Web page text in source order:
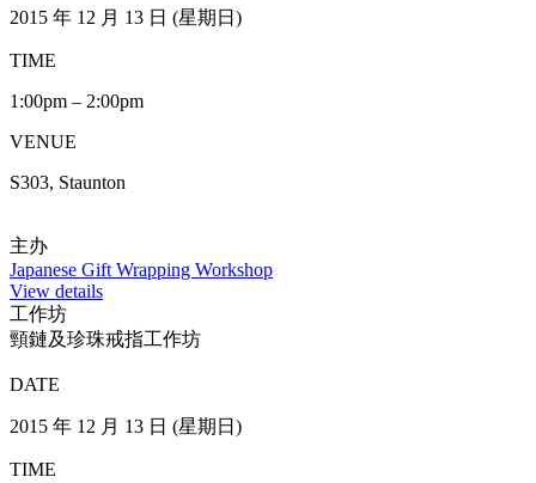
主办
View details
环保油漆－DIY Cushion套
DATE
2015 年 11 月 29 日 （星期日）
2015 年 12 月 13 日（星期日）
TIME
2:00pm – 4:00pm
VENUE